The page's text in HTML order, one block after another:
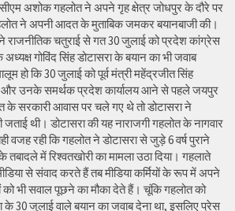
अशोक गहलोत ने अपने गृह क्षेत्र जोधपुर के दौरे पर
ने अपनी आदत के मुताबिक जमकर बयानबाजी की।
राजनीतिक चतुराई से गत 30 जुलाई को प्रदेश कांग्रेस
गोविंद सिंह डोटासरा के बयान का भी जवाब
हो कि 30 जुलाई को पूर्व मंत्री महेंद्रजीत सिंह
और उनके समर्थक प्रदेश कार्यालय आने से पहले जयपुर
के सरकारी आवास पर चले गए थे तो डोटासरा ने
जताई थी। डोटासरा की यह नाराजगी गहलोत के नागवार
वजह रही कि गहलोत ने डोटासरा से जुड़े 6 वर्ष पुराने
तबादले में रिश्वतखोरी का मामला उठा दिया। गहलाते
से संवाद करते हैं तब मीडिया कर्मियों के रूप में अपने
को भी सवाल पूछने का मौका देते हैं। चूंकि गहलोत को
के 30 जुलाई वाले बयान का जवाब देना था, इसलिए प्रेस